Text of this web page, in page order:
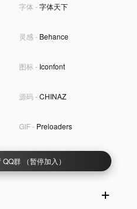
字体 -字体天下
灵感 - Behance
图标 - Iconfont
源码 -CHINAZ
GIF - Preloaders
群 （暂停加入）